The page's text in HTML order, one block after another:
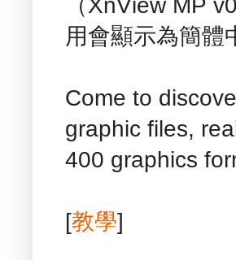
（XnView MP
用會顯示為簡體
Come to
graphic files,
400 graphics
[教學]